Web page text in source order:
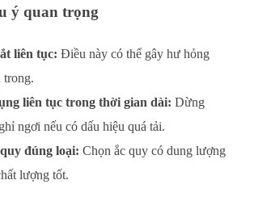
ý quan trọng
liên tục: Điều này có thể gây hư hỏng
trong.
liên tục trong thời gian dài: Dừng
ngơi nếu có dấu hiệu quá tải.
đúng loại: Chọn ắc quy có dung lượng
lượng tốt.